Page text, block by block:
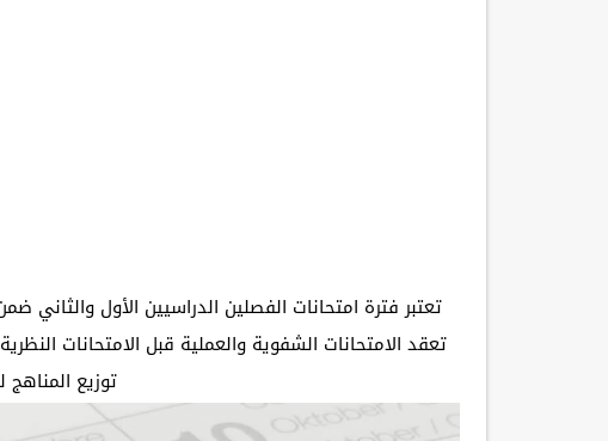
تعتبر فترة امتحانات الفصلين الدراسيين الأول
تعقد الامتحانات الشفوية والعملية قبل الامتحانات
توزيع المناهج